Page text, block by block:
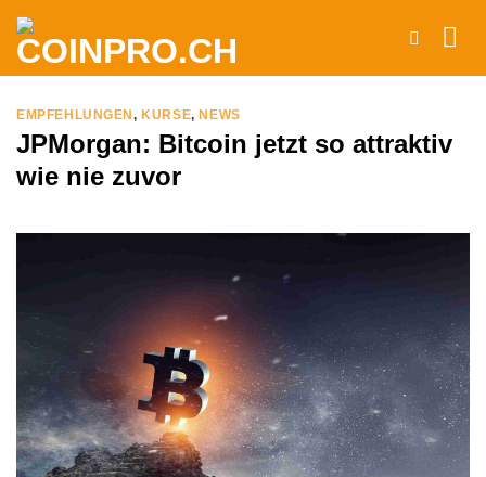
Zum
Inhalt
springen
EMPFEHLUNGEN,KURSE,NEWS
JPMorgan: Bitcoin jetzt so attraktiv
wie nie zuvor